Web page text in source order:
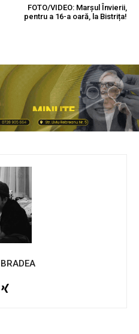
FOTO/VIDEO: Marșul Învierii,
pentru a 16-a oară, la Bistrița!